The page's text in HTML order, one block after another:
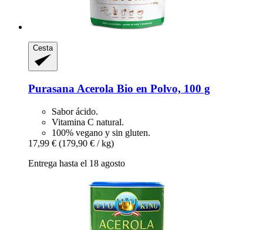
Cesta
Purasana Acerola Bio en Polvo, 100 g
Sabor ácido.
Vitamina C natural.
100% vegano y sin gluten.
17,99 € (179,90 € / kg)
Entrega hasta el 18 agosto